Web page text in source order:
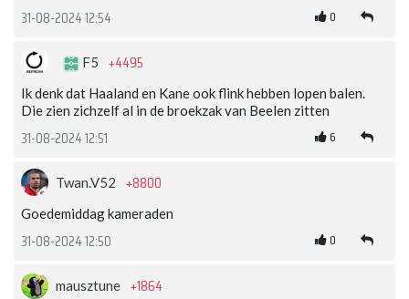
31-08-2024 12:54 0
F5 +4495
Ik denk dat Haaland en Kane ook flink hebben lopen balen.
Die zien zichzelf al in de broekzak van Beelen zitten
31-08-2024 12:51 6
Twan.V52 +8800
Goedemiddag kameraden
31-08-2024 12:50 0
mausztune +1864